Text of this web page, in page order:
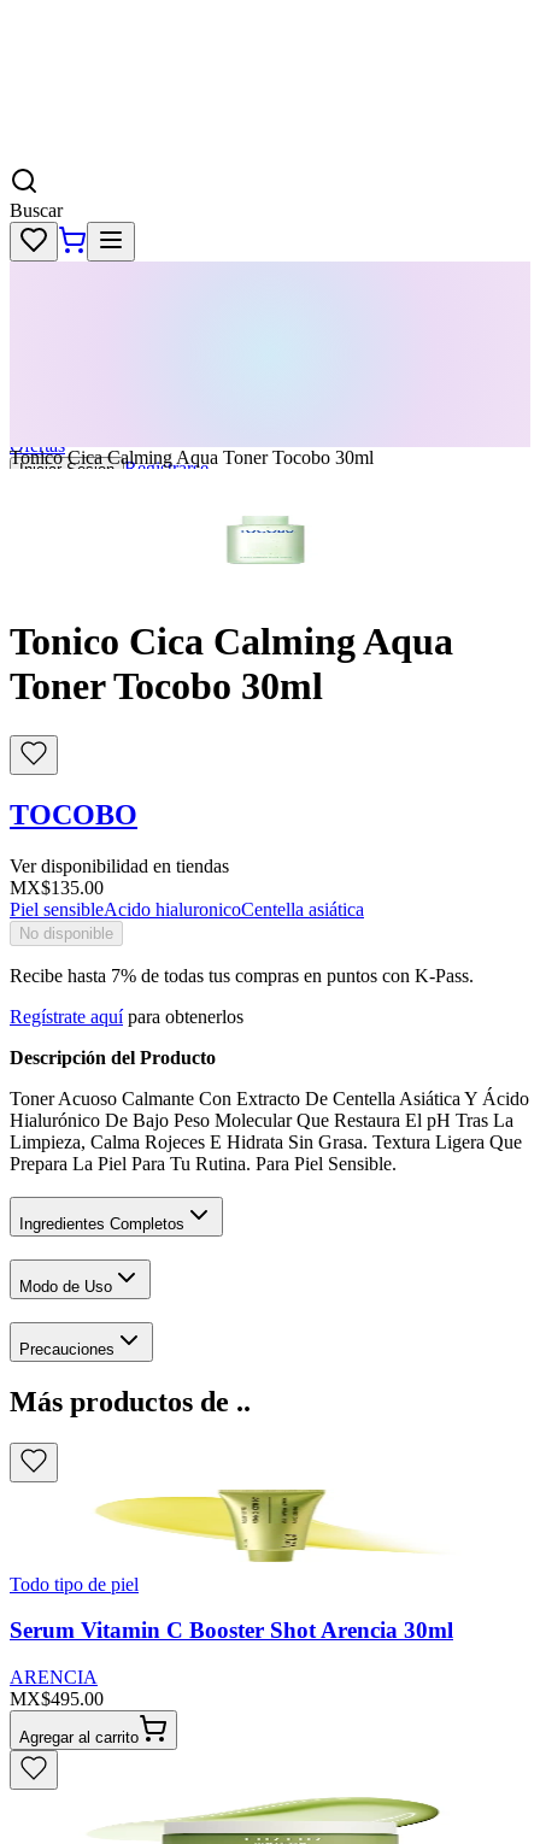
Buscar
Ofertas
Iniciar Sesion Registrarse
Tonico Cica Calming Aqua Toner Tocobo 30ml
Tonico Cica Calming Aqua
Toner Tocobo 30ml
TOCOBO
Ver disponibilidad en tiendas
MX$135.00
Piel sensibleAcido hialuronicoCentella asiática
No disponible
Recibe hasta 7% de todas tus compras en puntos con K-Pass.
Regístrate aquí para obtenerlos
Descripción del Producto
Toner Acuoso Calmante Con Extracto De Centella Asiática Y Ácido
Hialurónico De Bajo Peso Molecular Que Restaura El pH Tras La
Limpieza, Calma Rojeces E Hidrata Sin Grasa. Textura Ligera Que
Prepara La Piel Para Tu Rutina. Para Piel Sensible.
Ingredientes Completos
Modo de Uso
Precauciones
Más productos de ..
Todo tipo de piel
Serum Vitamin C Booster Shot Arencia 30ml
ARENCIA
MX$495.00
Agregar al carrito